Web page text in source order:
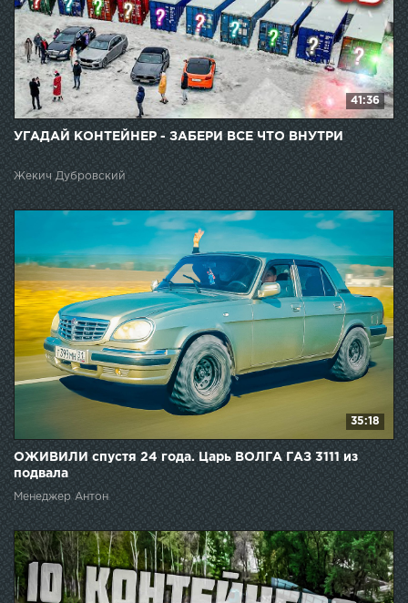
41:36
УГАДАЙ КОНТЕЙНЕР - ЗАБЕРИ ВСЕ ЧТО ВНУТРИ
Жекич Дубровский
35:18
ОЖИВИЛИ спустя 24 года. Царь ВОЛГА ГАЗ 3111 из
подвала
Менеджер Антон